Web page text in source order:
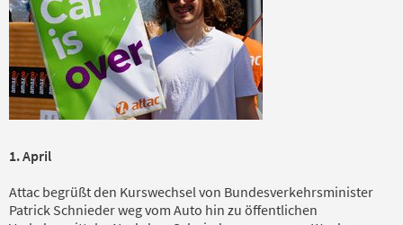
1. April
Attac begrüßt den Kurswechsel von Bundesverkehrsminister
Patrick Schnieder weg vom Auto hin zu öffentlichen